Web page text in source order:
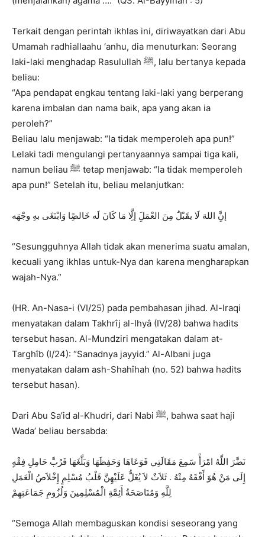
Terkait dengan perintah ikhlas ini, diriwayatkan dari Abu
Umamah radhiallaahu ‘anhu, dia menuturkan: Seorang
laki-laki menghadap Rasulullah ﷺ, lalu bertanya kepada
beliau:
“Apa pendapat engkau tentang laki-laki yang berperang
karena imbalan dan nama baik, apa yang akan ia
peroleh?”
Beliau lalu menjawab: “Ia tidak memperoleh apa pun!”
Lelaki tadi mengulangi pertanyaannya sampai tiga kali,
namun beliau ﷺ tetap menjawab: “Ia tidak memperoleh
apa pun!” Setelah itu, beliau melanjutkan:
إنَِّ اللهَ لَا يقَبْلَُ مِنَ العْمَلَِ إلَِّا مَا كَانَ لَه خَالصًِا وَابْتَغَى بهِ وجَْهَه
“Sesungguhnya Allah tidak akan menerima suatu amalan,
kecuali yang ikhlas untuk-Nya dan karena mengharapkan
wajah-Nya.”
(HR. An-Nasa-i (VI/25) pada pembahasan jihad. Al-Iraqi
menyatakan dalam Takhrîj al-Ihyâ (IV/28) bahwa hadits
tersebut hasan. Al-Mundziri mengatakan dalam at-
Targhîb (I/24): “Sanadnya jayyid.” Al-Albani juga
menyatakan dalam ash-Shahîhah (no. 52) bahwa hadits
tersebut hasan).
Dari Abu Sa’id al-Khudri, dari Nabi ﷺ, bahwa saat haji
Wada’ beliau bersabda:
نَضَّرَ اللَّهُ امْرَأً سَمِعَ مَقَالَتِي فَوَعَاهَا وَحَفِظَهَا وَبَلَّغَهَا فَرُبَّ حَامِلِ فِقْهٍ
إِلَى مَنْ هُوَ أَفْقَهُ مِنْهُ ‏.‏ ثَلاَثٌ لاَ يُغَلُّ عَلَيْهِنَّ قَلْبُ مُسْلِمٍ إِخْلاَصُ الْعَمَلِ
لِلَّهِ وَمُنَاصَحَةُ أَئِمَّةِ الْمُسْلِمِينَ وَلُزُومِ جَمَاعَتِهِمْ
“Semoga Allah membaguskan kondisi seseorang yang